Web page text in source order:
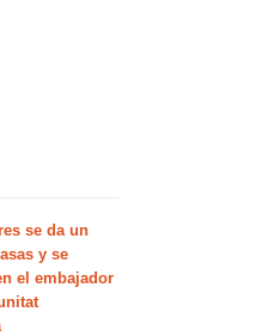
se da un
y se
el embajador